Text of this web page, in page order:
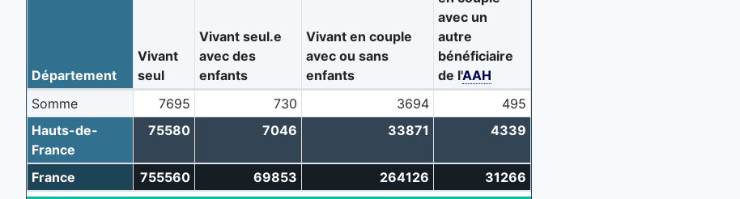
Département
Vivant
seul
Vivant seul.e
avec des
enfants
Vivant en couple
avec ou sans
enfants
avec un
autre
bénéficiaire
de l'AAH
Somme
7695 730 3694
495
Hauts-de-
France
75580 7046 33871 4339
France 755560 69853 264126 31266